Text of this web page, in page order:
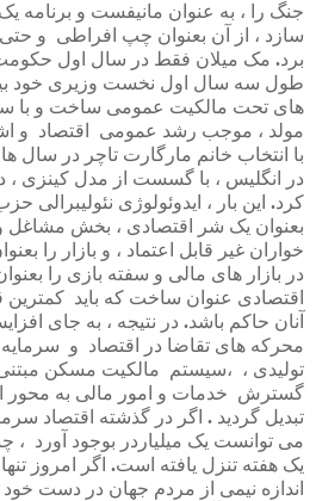
جنگ را ، به عنوان مانیفست و برنامه یک
سازد ، از آن بعنوان چپ افراطی و حتی
برد. مک میلان فقط در سال اول
طول سه سال اول نخست وزیری خود
های تحت مالکیت عمومی ساخت و با
مولد ، موجب رشد عمومی اقتصاد و
با انتخاب خانم مارگارت تاچر در سال
در
انگلیس ، با گسست از مدل کینزی ،
کرد. این بار ، ایدوئولوژی نئولیبرالی
بعنوان یک شر اقتصادی ، بخش مشاغل
خواران غیر قابل اعتماد ، و بازار را
در بازار های مالی و سفته بازی را
اقتصادی عنوان ساخت که باید کمترین
آنان حاکم باشد. در نتیجه ، به جای
محرکه های تقاضا در اقتصاد و سرمایه
تولیدی ، ،سیستم مالکیت مسکن
گسترش خدمات و امور مالی به محور
تبدیل گردید . اگر در گذشته اقتصاد
می توانست یک میلیاردر بوجود آورد ،
یک هفته تنزل یافته است. اگر امروز تنها
اندازه نیمی از مردم جهان در دست خود